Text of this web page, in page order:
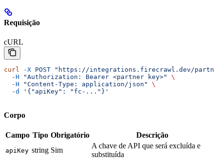
Requisição
cURL
curl -X POST "https://integrations.firecrawl.dev/
  -H
"Authorization: Bearer <partner key>"
\
  -H
"Content-Type: application/json"
\
  -d
'{"apiKey": "fc-..."}'
Corpo
Campo Tipo Obrigatório Descrição
apiKey string Sim
A chave de API que será excluída e
substituída